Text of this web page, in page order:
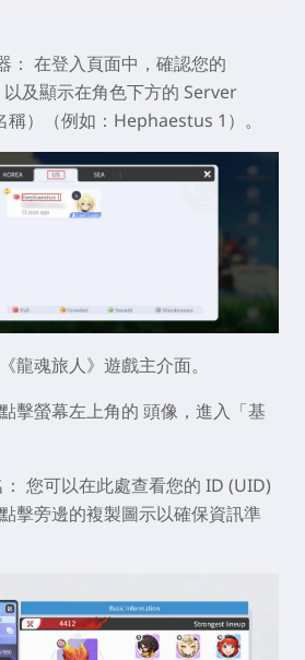
： 在登入頁面中，確認您的
以及顯示在角色下方的 Server
）
（例如：Hephaestus 1）。
龍魂旅人》遊戲主介面。
點擊螢幕左上角的 頭像 ，進入「基
您可以在此處查看您的 ID (UID)
擊旁邊的複製圖示以確保資訊準